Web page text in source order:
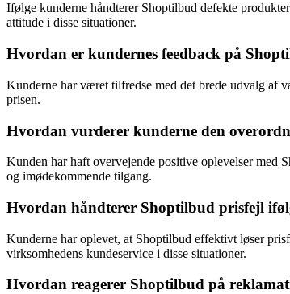
Ifølge kunderne håndterer Shoptilbud defekte
attitude i disse situationer.
Hvordan er kundernes feedback på
Kunderne har været tilfredse med det brede udvalg af
prisen.
Hvordan vurderer kunderne den
Kunden har haft overvejende positive oplevelser med
og imødekommende tilgang.
Hvordan håndterer Shoptilbud prisfejl
Kunderne har oplevet, at Shoptilbud effektivt løser
virksomhedens kundeservice i disse situationer.
Hvordan reagerer Shoptilbud på